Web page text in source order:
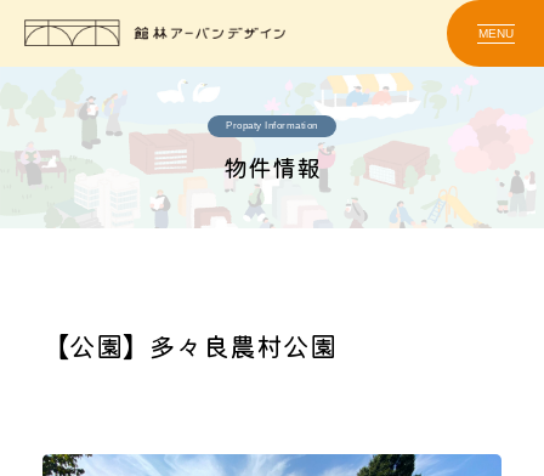
MENU
Propaty Information
物件情報
【公園】多々良農村公園